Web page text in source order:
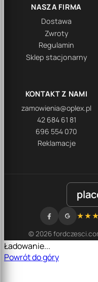
NASZA FIRMA
Dostawa
Zwroty
Regulamin
Sklep stacjonarny
KONTAKT Z NAMI
zamowienia@oplex.pl
42 684 61 81
696 554 070
Reklamacje
© 2026
Ładowanie...
Powrót do góry